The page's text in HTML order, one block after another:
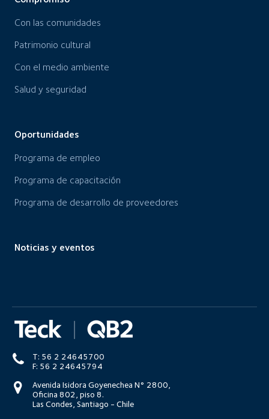
Con las comunidades
Patrimonio cultural
Con el medio ambiente
Salud y seguridad
Oportunidades
Programa de empleo
Programa de capacitación
Programa de desarrollo de proveedores
Noticias y eventos
T: 56 2 24645700
F: 56 2 24645794
Avenida Isidora Goyenechea N° 2800,
Oficina 802, piso 8.
Las Condes, Santiago - Chile